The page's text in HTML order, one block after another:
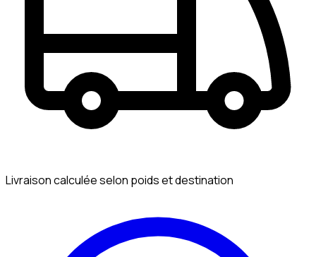
Livraison calculée selon poids et destination